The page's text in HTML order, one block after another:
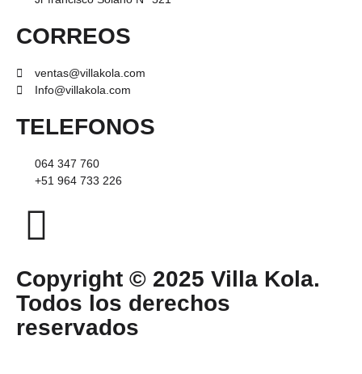
CORREOS
ventas@villakola.com
Info@villakola.com
TELEFONOS
064 347 760
+51 964 733 226
Copyright © 2025 Villa Kola.
Todos los derechos
reservados